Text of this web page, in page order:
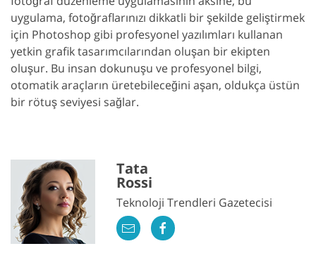
uygulama, fotoğraflarınızı dikkatli bir şekilde geliştirmek
için Photoshop gibi profesyonel yazılımları kullanan
yetkin grafik tasarımcılarından oluşan bir ekipten
oluşur. Bu insan dokunuşu ve profesyonel bilgi,
otomatik araçların üretebileceğini aşan, oldukça üstün
bir rötuş seviyesi sağlar.
Tata
Rossi
Teknoloji Trendleri Gazetecisi